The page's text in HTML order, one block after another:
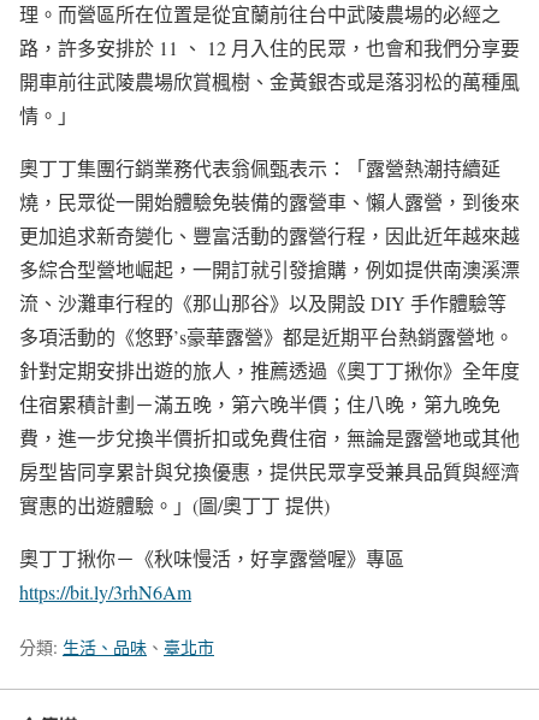
理。而營區所在位置是從宜蘭前往台中武陵農場的必經之
路，許多安排於 11 、 12 月入住的民眾，也會和我們分享要
開車前往武陵農場欣賞楓樹、金黃銀杏或是落羽松的萬種風
情。」
奧丁丁集團行銷業務代表翁佩甄表示：「露營熱潮持續延
燒，民眾從一開始體驗免裝備的露營車、懶人露營，到後來
更加追求新奇變化、豐富活動的露營行程，因此近年越來越
多綜合型營地崛起，一開訂就引發搶購，例如提供南澳溪漂
流、沙灘車行程的《那山那谷》以及開設 DIY 手作體驗等
多項活動的《悠野’s豪華露營》都是近期平台熱銷露營地。
針對定期安排出遊的旅人，推薦透過《奧丁丁揪你》全年度
住宿累積計劃－滿五晚，第六晚半價；住八晚，第九晚免
費，進一步兌換半價折扣或免費住宿，無論是露營地或其他
房型皆同享累計與兌換優惠，提供民眾享受兼具品質與經濟
實惠的出遊體驗。」(圖/奧丁丁 提供)
奧丁丁揪你－《秋味慢活，好享露營喔》專區
https://bit.ly/3rhN6Am
分類: 生活、品味 、 臺北市